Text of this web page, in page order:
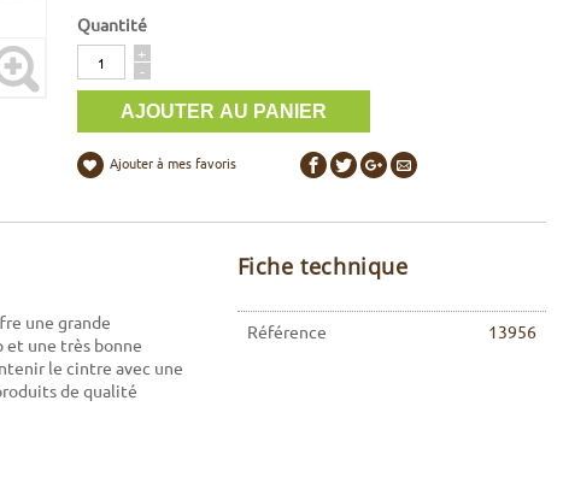
Quantité
Quantité
+
-
Ajouter à mes favoris
une grande
et une très bonne
le cintre avec une
de qualité
Fiche technique
Référence 13956